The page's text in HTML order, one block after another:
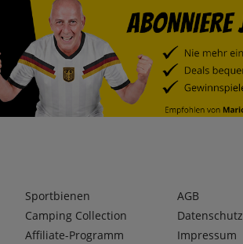
Sportbienen
Camping Collection
Affiliate-Programm
AGB
Datenschutz
Impressum